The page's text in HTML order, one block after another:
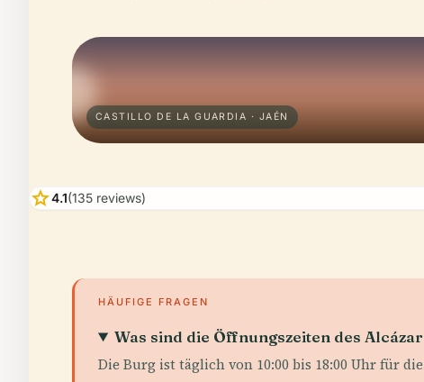
CASTILLO DE LA GUARDIA · JAÉN
star4.1(135 reviews)
HÄUFIGE FRAGEN
Was sind die Öffnungszeiten des
Die Burg ist täglich von 10:00 bis 18:00 Uhr für